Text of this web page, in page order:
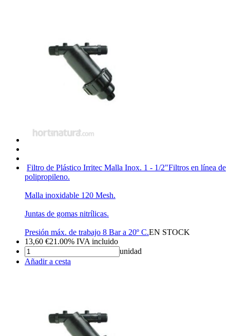
Filtro de Plástico Irritec Malla Inox. 1 - 1/2"Filtros en línea de
polipropileno.
Malla inoxidable 120 Mesh.
Juntas de gomas nitrílicas.
Presión máx. de trabajo 8 Bar a 20º C.EN STOCK
13,60 €21.00% IVA incluido
unidad
Añadir a cesta